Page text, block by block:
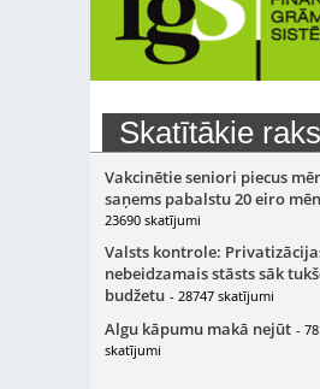
Skatītākie
Vakcinētie seniori piecus
saņems pabalstu 20 eiro
23690 skatījumi
Valsts kontrole:
nebeidzamais stāsts sāk
budžetu - 28747 skatījumi
Algu kāpumu makā nejūt -
skatījumi